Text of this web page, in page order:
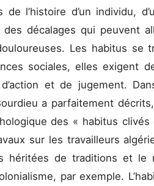
de l’histoire d’un individu,
décalages qui peuvent
Les habitus se
sociales, elles exigent
et de jugement.
a parfaitement
des « habitus
sur les travailleurs
héritées de traditions et le
par exemple.